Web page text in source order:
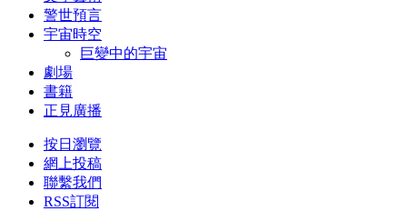
警世預言
宇宙時空
巨變中的宇宙
劇場
書籍
正見廣播
按日瀏覽
網上投稿
聯繫我們
RSS訂閱